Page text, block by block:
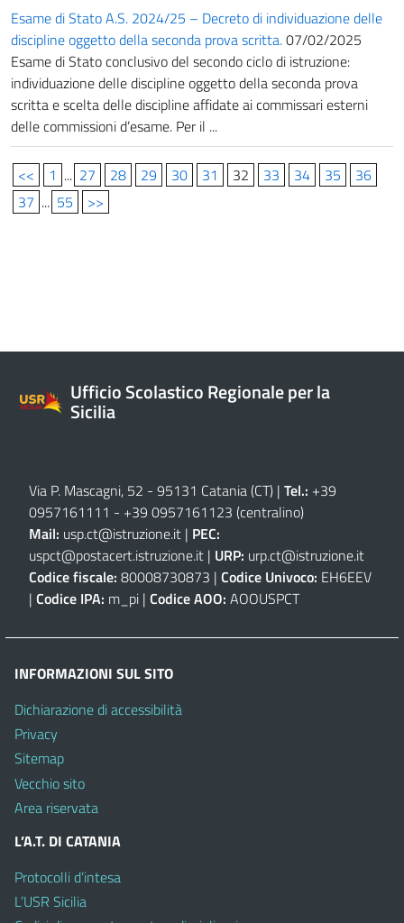
Esame di Stato A.S. 2024/25 – Decreto di individuazione delle
discipline oggetto della seconda prova scritta.07/02/2025
Esame di Stato conclusivo del secondo ciclo di istruzione:
individuazione delle discipline oggetto della seconda prova
scritta e scelta delle discipline affidate ai commissari esterni
delle commissioni d’esame. Per il ...
<< 1 ... 27 28 29 30 31 32 33 34 35
36
37 ... 55 >>
Ufficio Scolastico Regionale per la
Sicilia
Via P. Mascagni, 52 - 95131 Catania (CT) | Tel.: +39
0957161111 - +39 0957161123 (centralino)
Mail: usp.ct@istruzione.it | PEC:
uspct@postacert.istruzione.it | URP: urp.ct@istruzione.it
Codice fiscale: 80008730873 | Codice Univoco: EH6EEV
| Codice IPA: m_pi | Codice AOO: AOOUSPCT
INFORMAZIONI SUL SITO
Dichiarazione di accessibilità
Privacy
Sitemap
Vecchio sito
Area riservata
L’A.T. DI CATANIA
Protocolli d’intesa
L’USR Sicilia